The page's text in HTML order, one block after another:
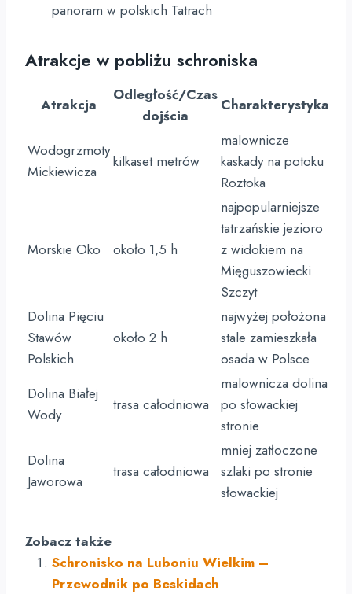
panoram w polskich Tatrach
Atrakcje w pobliżu schroniska
Atrakcja
Odległość/Czas
dojścia
Charakterystyka
Wodogrzmoty
Mickiewicza
kilkaset metrów
malownicze
kaskady na potoku
Roztoka
Morskie Oko około 1,5 h
najpopularniejsze
tatrzańskie jezioro
z widokiem na
Mięguszowiecki
Szczyt
Dolina Pięciu
Stawów
Polskich
około 2 h
najwyżej położona
stale zamieszkała
osada w Polsce
Dolina Białej
Wody
trasa całodniowa
malownicza dolina
po słowackiej
stronie
Dolina
Jaworowa
trasa całodniowa
mniej zatłoczone
szlaki po stronie
słowackiej
Zobacz także
Schronisko na Luboniu Wielkim –
Przewodnik po Beskidach